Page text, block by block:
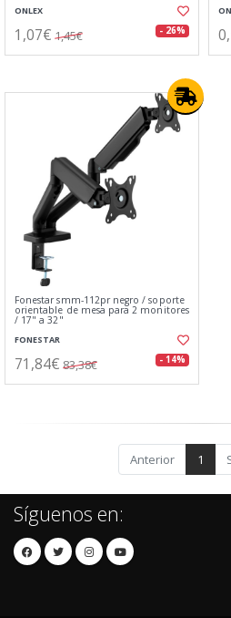
ONLEX
1,07€ 1,45€ - 26%
Fonestar smm-112pr negro / soporte
orientable de mesa para 2 monitores
/ 17" a 32"
FONESTAR
71,84€ 83,38€ - 14%
Anterior 1
Síguenos en: